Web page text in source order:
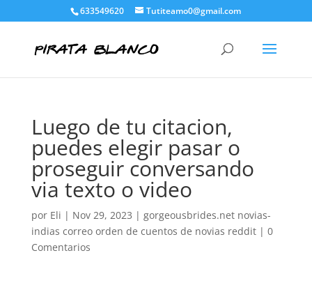
633549620 Tutiteamo0@gmail.com
Luego de tu citacion,
puedes elegir pasar o
proseguir conversando
via texto o video
por Eli | Nov 29, 2023 | gorgeousbrides.net novias-
indias correo orden de cuentos de novias reddit| 0
Comentarios